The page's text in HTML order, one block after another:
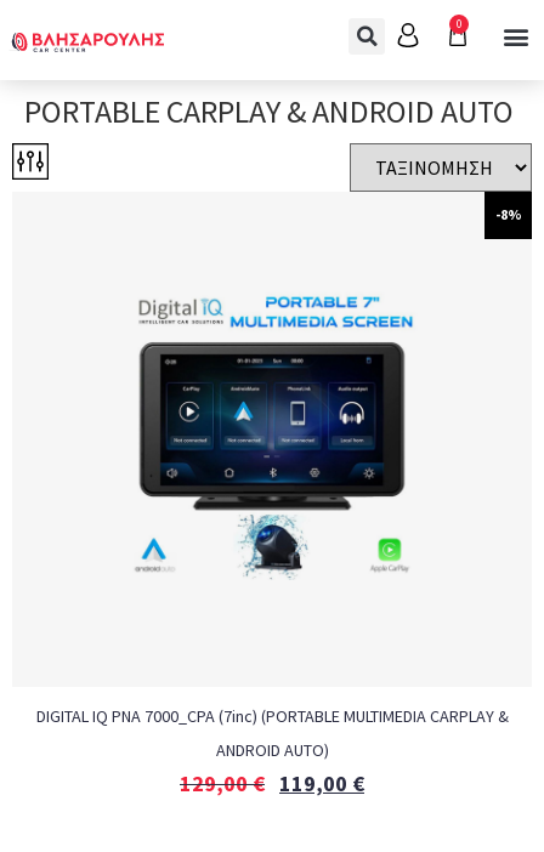
0
PORTABLE CARPLAY & ANDROID AUTO
-8%
DIGITAL IQ PNA 7000_CPA (7inc) (PORTABLE MULTIMEDIA CARPLAY &
ANDROID AUTO)
129,00€ 119,00 €